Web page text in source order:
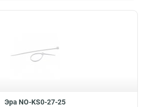
Эра NO-KS0-27-25